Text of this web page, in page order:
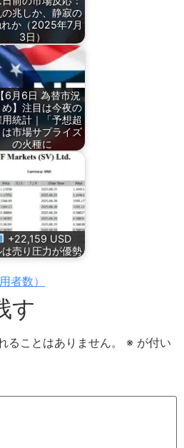
兆しか、静寂の
か（2025年7月
3日）
【6月6日 為替市況
め】注目は今夜の
統計｜「予想超
は市場サプライズ
の火種に
+22,159 USD
は売り圧力が優勢
者数）
す
ることはありません。 ※ が付い